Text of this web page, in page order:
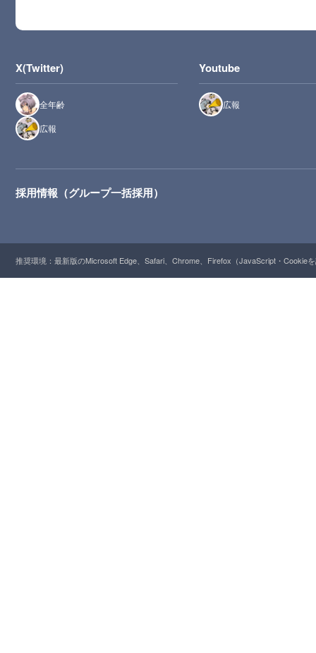
X(Twitter)
全年齢
広報
Youtube
広報
採用情報（グループ一括採用）
推奨環境：最新版のMicrosoft Edge、Safari、Chrome、Firefox（JavaScript・Cookie